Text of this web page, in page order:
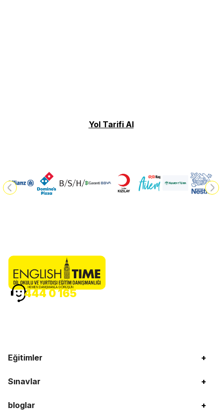
Yol Tarifi Al
Eğitimler +
Sınavlar +
bloglar +
HEMEN DANIŞMANLA GÖRÜŞÜN
444 0 165